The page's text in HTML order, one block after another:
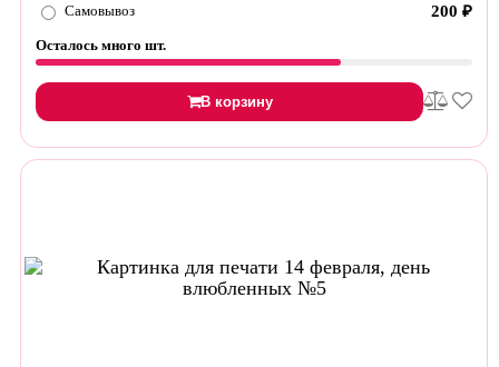
Самовывоз 200 ₽
Осталось много шт.
В корзину